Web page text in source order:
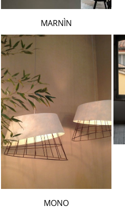
MARNÌN
MONO